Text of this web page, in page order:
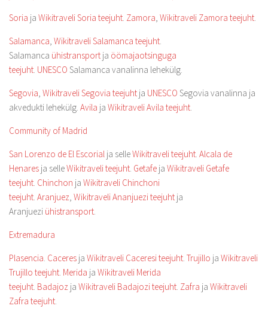
Soria ja Wikitraveli Soria teejuht. Zamora, Wikitraveli Zamora teejuht.
Salamanca, Wikitraveli Salamanca teejuht.
Salamanca ühistransport ja öömajaotsinguga
teejuht. UNESCO Salamanca vanalinna lehekülg.
Segovia, Wikitraveli Segovia teejuht ja UNESCO Segovia vanalinna ja
akvedukti lehekülg. Avila ja Wikitraveli Avila teejuht.
Community of Madrid
San Lorenzo de El Escorial ja selleWikitraveli teejuht. Alcala de
Henares ja selleWikitraveli teejuht. Getafe ja Wikitraveli Getafe
teejuht. Chinchon ja Wikitraveli Chinchoni
teejuht. Aranjuez, Wikitraveli Ananjuezi teejuht ja
Aranjuezi ühistransport.
Extremadura
Plasencia. Caceres ja Wikitraveli Caceresi teejuht. Trujillo ja Wikitraveli
Trujillo teejuht. Merida ja Wikitraveli Merida
teejuht. Badajoz ja Wikitraveli Badajozi teejuht. Zafra ja Wikitraveli
Zafra teejuht.